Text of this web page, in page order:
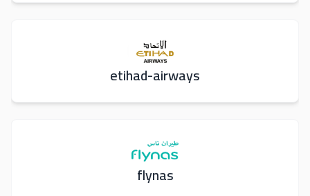
etihad-airways
flynas